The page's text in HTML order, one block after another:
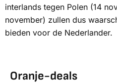
interlands tegen Polen (14
november) zullen dus
bieden voor de Nederlander.
Oranje-deals